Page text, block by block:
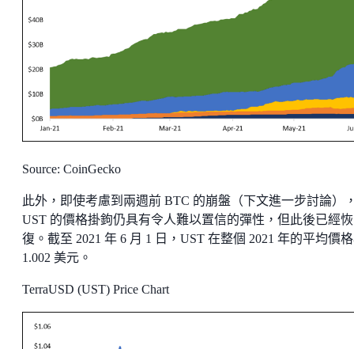
Source: CoinGecko
此外，即使考慮到兩週前 BTC 的崩盤（下文進一步討論）
UST 的價格掛鉤仍具有令人難以置信的彈性，但此後已經恢
復。截至 2021 年 6 月 1 日，UST 在整個 2021 年的平均價
1.002 美元。
TerraUSD (UST) Price Chart